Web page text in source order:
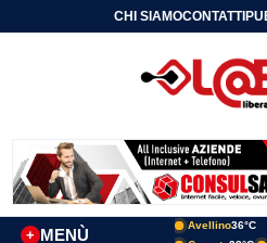
CHI SIAMOCONTATTI
MENÙ
+
Avellino36°C